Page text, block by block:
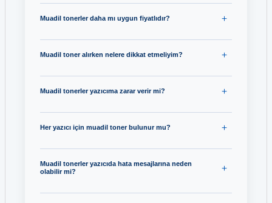
Muadil tonerler daha mı uygun fiyatlıdır?
Muadil toner alırken nelere dikkat etmeliyim?
Muadil tonerler yazıcıma zarar verir mi?
Her yazıcı için muadil toner bulunur mu?
Muadil tonerler yazıcıda hata mesajlarına neden
olabilir mi?